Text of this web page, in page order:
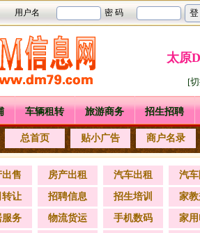
太原
[
车辆租转 旅游商务 招生招聘
总首页 贴小广告 商户名录
出售 房产出租 汽车出租 汽
转让 招聘信息 招生培训 家
服务 物流货运 手机数码 家